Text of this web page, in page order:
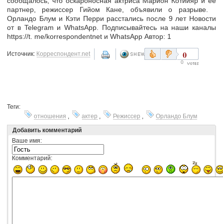
партнер, режиссер Гийом Кане, объявили о разрыве.
Орландо Блум и Кэти Перри расстались после 9 лет Новости
от в Telegram и WhatsApp. Подписывайтесь на наши каналы
https://t. me/korrespondentnet и WhatsApp Автор: 1
Источник: Корреспондент.net 0
0
Теги:
отношения , актер , Режиссер ,
Орландо Блум
Добавить комментарий
Ваше имя:
Комментарий: